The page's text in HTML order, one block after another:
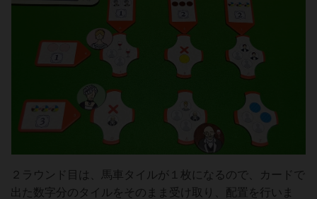
２ラウンド目は、馬車タイルが１枚になるので、カードで
出た数字分のタイルをそのまま受け取り、配置を行いま